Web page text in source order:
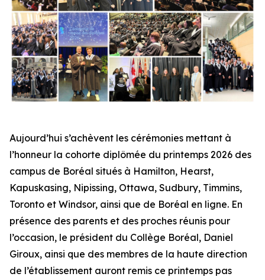
Aujourd’hui s’achèvent les cérémonies mettant à
l’honneur la cohorte diplômée du printemps 2026 des
campus de Boréal situés à Hamilton, Hearst,
Kapuskasing, Nipissing, Ottawa, Sudbury, Timmins,
Toronto et Windsor, ainsi que de Boréal en ligne. En
présence des parents et des proches réunis pour
l’occasion, le président du Collège Boréal, Daniel
Giroux, ainsi que des membres de la haute direction
de l’établissement auront remis ce printemps pas